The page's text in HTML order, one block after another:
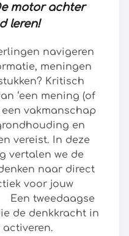
motor achter
leren!
navigeren
meningen
Kritisch
‘een mening (of
een vakmanschap
en
vereist. In deze
vertalen we de
naar direct
voor jouw
tweedaagse
de denkkracht in
activeren.